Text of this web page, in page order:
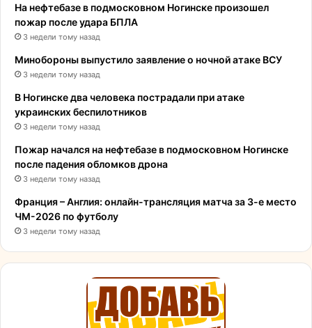
На нефтебазе в подмосковном Ногинске произошел
пожар после удара БПЛА
3 недели тому назад
Минобороны выпустило заявление о ночной атаке ВСУ
3 недели тому назад
В Ногинске два человека пострадали при атаке
украинских беспилотников
3 недели тому назад
Пожар начался на нефтебазе в подмосковном Ногинске
после падения обломков дрона
3 недели тому назад
Франция – Англия: онлайн-трансляция матча за 3-е место
ЧМ-2026 по футболу
3 недели тому назад